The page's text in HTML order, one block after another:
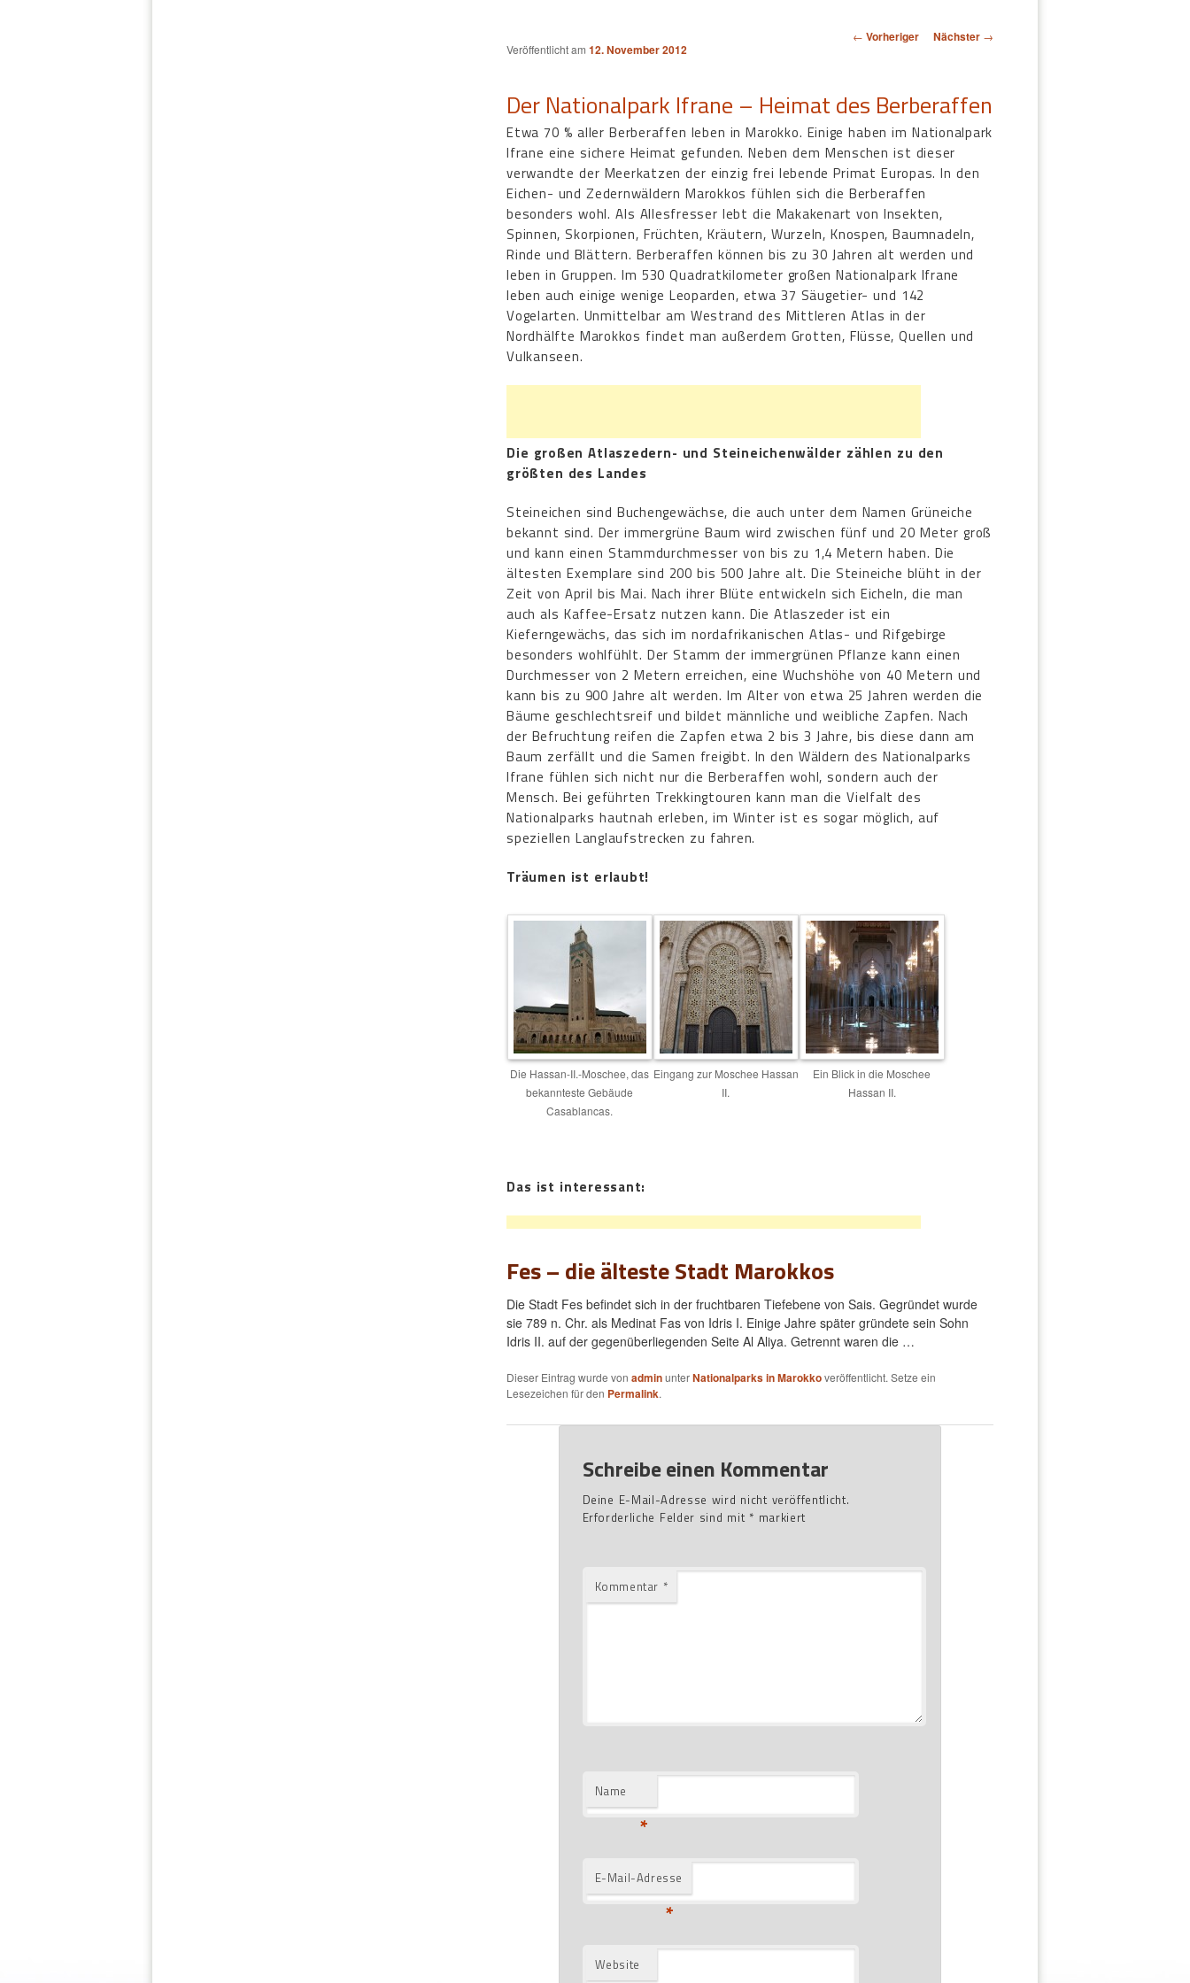
Beitragsnavigation
← Vorheriger Nächster →
Der Nationalpark Ifrane – Heimat des Berberaffen
Veröffentlicht am 12. November 2012
Etwa 70 % aller Berberaffen leben in Marokko. Einige haben im Nationalpark
Ifrane eine sichere Heimat gefunden. Neben dem Menschen ist dieser
verwandte der Meerkatzen der einzig frei lebende Primat Europas. In den
Eichen- und Zedernwäldern Marokkos fühlen sich die Berberaffen
besonders wohl. Als Allesfresser lebt die Makakenart von Insekten,
Spinnen, Skorpionen, Früchten, Kräutern, Wurzeln, Knospen, Baumnadeln,
Rinde und Blättern. Berberaffen können bis zu 30 Jahren alt werden und
leben in Gruppen. Im 530 Quadratkilometer großen Nationalpark Ifrane
leben auch einige wenige Leoparden, etwa 37 Säugetier- und 142
Vogelarten. Unmittelbar am Westrand des Mittleren Atlas in der
Nordhälfte Marokkos findet man außerdem Grotten, Flüsse, Quellen und
Vulkanseen.
Die großen Atlaszedern- und Steineichenwälder zählen zu den
größten des Landes
Steineichen sind Buchengewächse, die auch unter dem Namen Grüneiche
bekannt sind. Der immergrüne Baum wird zwischen fünf und 20 Meter groß
und kann einen Stammdurchmesser von bis zu 1,4 Metern haben. Die
ältesten Exemplare sind 200 bis 500 Jahre alt. Die Steineiche blüht in der
Zeit von April bis Mai. Nach ihrer Blüte entwickeln sich Eicheln, die man
auch als Kaffee-Ersatz nutzen kann. Die Atlaszeder ist ein
Kieferngewächs, das sich im nordafrikanischen Atlas- und Rifgebirge
besonders wohlfühlt. Der Stamm der immergrünen Pflanze kann einen
Durchmesser von 2 Metern erreichen, eine Wuchshöhe von 40 Metern und
kann bis zu 900 Jahre alt werden. Im Alter von etwa 25 Jahren werden die
Bäume geschlechtsreif und bildet männliche und weibliche Zapfen. Nach
der Befruchtung reifen die Zapfen etwa 2 bis 3 Jahre, bis diese dann am
Baum zerfällt und die Samen freigibt. In den Wäldern des Nationalparks
Ifrane fühlen sich nicht nur die Berberaffen wohl, sondern auch der
Mensch. Bei geführten Trekkingtouren kann man die Vielfalt des
Nationalparks hautnah erleben, im Winter ist es sogar möglich, auf
speziellen Langlaufstrecken zu fahren.
Träumen ist erlaubt!
Die Hassan-II.-Moschee, das
bekannteste Gebäude
Casablancas.
Eingang zur Moschee Hassan
II.
Ein Blick in die Moschee
Hassan II.
Das ist interessant:
Fes – die älteste Stadt Marokkos
Die Stadt Fes befindet sich in der fruchtbaren Tiefebene von Sais. Gegründet wurde
sie 789 n. Chr. als Medinat Fas von Idris I. Einige Jahre später gründete sein Sohn
Idris II. auf der gegenüberliegenden Seite Al Aliya. Getrennt waren die …
Dieser Eintrag wurde von adminunterNationalparks in Marokkoveröffentlicht. Setze ein
Lesezeichen für den Permalink.
Schreibe einen Kommentar
Deine E-Mail-Adresse wird nicht veröffentlicht.
Erforderliche Felder sind mit * markiert
Kommentar *
Name
*
E-Mail-Adresse
*
Website